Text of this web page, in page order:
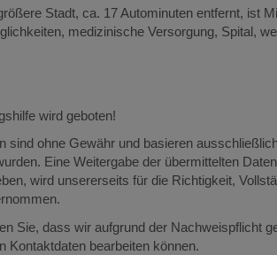
Stadt, ca. 17 Autominuten entfernt, ist
medizinische Versorgung, Spital,
wird geboten!
sind ohne Gewähr und basieren
Eine Weitergabe der übermittelten
wird unsererseits für die Richtigkeit,
Sie, dass wir aufgrund der Nachweispflicht
Kontaktdaten bearbeiten können.